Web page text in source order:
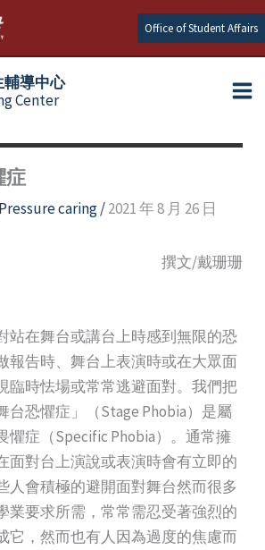
Office of Student Affairs
導中心
Center
症
caring/2021 年 8 月 26 日
撰文/戴珊珊
站在舞台或講台上時感到無限的恐
報告時、舞台上表演時或在大眾面
臨時怯場或常常逃避面對。我們把
台恐懼症」（Stage Phobia）是屬
懼症（Specific Phobia）。通常擁
面對台上演說或表演時會有立即的
人會積極的避開面對舞台然而很多
業要求所需，常常需忍受著強烈的
它，然而也有人因為過度的焦慮而